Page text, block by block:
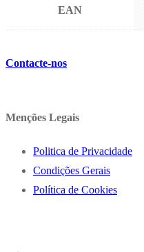
EAN
Contacte-nos
Menções Legais
Politica de Privacidade
Condições Gerais
Política de Cookies